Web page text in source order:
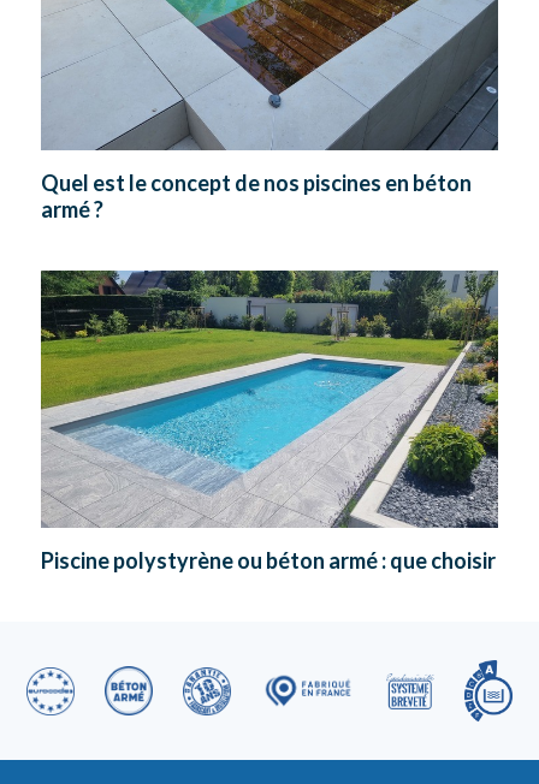
Quel est le concept de nos piscines en béton
armé ?
Piscine polystyrène ou béton armé : que choisir